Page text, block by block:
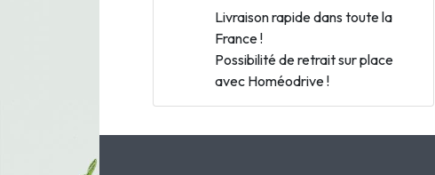
Livraison rapide dans toute la
France !
Possibilité de retrait sur place
avec Homéodrive !